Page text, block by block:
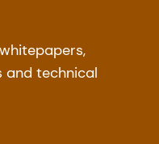
and technical